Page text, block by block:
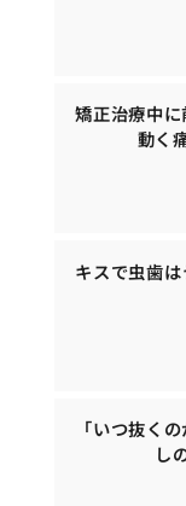
矯正治療中
動く
キスで虫歯
「いつ抜く
し